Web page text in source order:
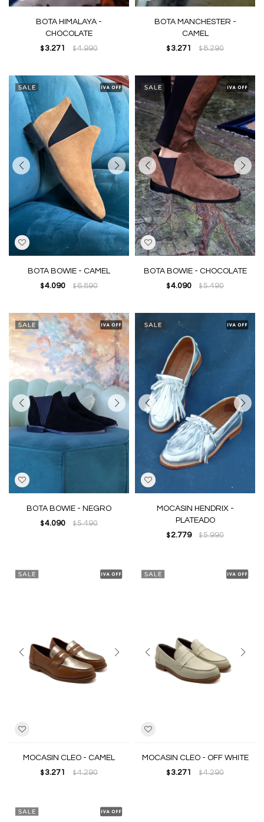
BOTA HIMALAYA -
CHOCOLATE
$ 3.271 $4.990
BOTA MANCHESTER -
CAMEL
$ 3.271 $8.290
BOTA BOWIE - CAMEL
$ 4.090 $6.890
BOTA BOWIE - CHOCOLATE
$ 4.090 $5.490
BOTA BOWIE - NEGRO
$ 4.090 $5.490
MOCASIN HENDRIX -
PLATEADO
$ 2.779 $5.990
MOCASIN CLEO - CAMEL
$ 3.271 $4.290
MOCASIN CLEO - OFF WHITE
$ 3.271 $4.290